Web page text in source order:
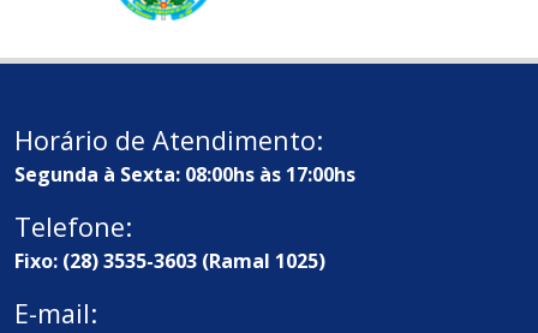
Horário de Atendimento:
Segunda à Sexta: 08:00hs às 17:00hs
Telefone:
Fixo: (28) 3535-3603 (Ramal 1025)
E-mail: